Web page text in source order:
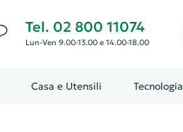
Tel. 02 800 11074
Lun-Ven 9.00-13.00 e 14.00-18.00
Casa e Utensili Tecnologia